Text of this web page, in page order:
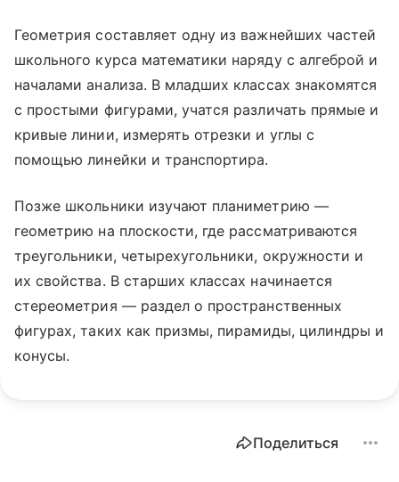
Геометрия составляет одну из важнейших частей
школьного курса математики наряду с алгеброй и
началами анализа. В младших классах знакомятся
с простыми фигурами, учатся различать прямые и
кривые линии, измерять отрезки и углы с
помощью линейки и транспортира.
Позже школьники изучают планиметрию —
геометрию на плоскости, где рассматриваются
треугольники, четырехугольники, окружности и
их свойства. В старших классах начинается
стереометрия — раздел о пространственных
фигурах, таких как призмы, пирамиды, цилиндры и
конусы.
Поделиться